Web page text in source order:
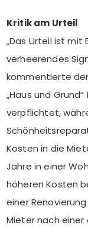
Kritik am Urteil
„Das Urteil ist mit
verheerendes
kommentierte
„Haus und
verpflichtet,
Kosten in die
Jahre in einer
höheren Kosten
einer
Mieter nach einer